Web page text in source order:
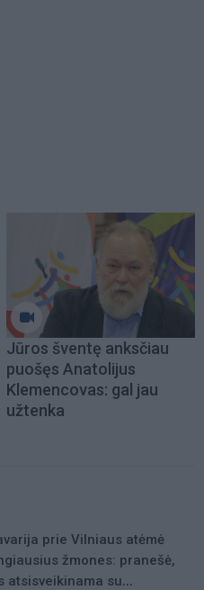
Jūros šventę anksčiau
puošęs Anatolijus
Klemencovas: gal jau
užtenka
prie Vilniaus atėmė
žmones: pranešė,
atsisveikinama su